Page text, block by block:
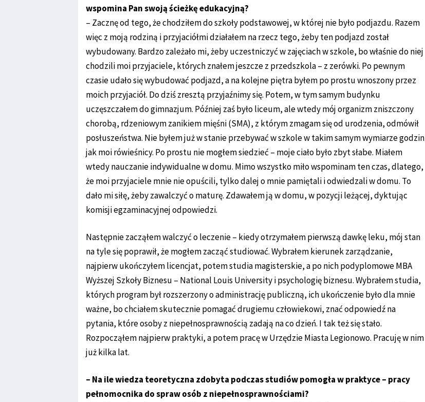
wspomina Pan swoją ścieżkę edukacyjną?
– Zacznę od tego, że chodziłem do szkoły podstawowej, w której nie było podjazdu. Razem
więc z moją rodziną i przyjaciółmi działałem na rzecz tego, żeby ten podjazd został
wybudowany. Bardzo zależało mi, żeby uczestniczyć w zajęciach w szkole, bo właśnie do niej
chodzili moi przyjaciele, których znałem jeszcze z przedszkola – z zerówki. Po pewnym
czasie udało się wybudować podjazd, a na kolejne piętra byłem po prostu wnoszony przez
moich przyjaciół. Do dziś zresztą przyjaźnimy się. Potem, w tym samym budynku
uczęszczałem do gimnazjum. Później zaś było liceum, ale wtedy mój organizm zniszczony
chorobą, rdzeniowym zanikiem mięśni (SMA), z którym zmagam się od urodzenia, odmówił
posłuszeństwa. Nie byłem już w stanie przebywać w szkole w takim samym wymiarze godzin
jak moi rówieśnicy. Po prostu nie mogłem siedzieć – moje ciało było zbyt słabe. Miałem
wtedy nauczanie indywidualne w domu. Mimo wszystko miło wspominam ten czas, dlatego,
że moi przyjaciele mnie nie opuścili, tylko dalej o mnie pamiętali i odwiedzali w domu. To
dało mi siłę, żeby zawalczyć o maturę. Zdawałem ją w domu, w pozycji leżącej, dyktując
komisji egzaminacyjnej odpowiedzi.
Następnie zacząłem walczyć o leczenie – kiedy otrzymałem pierwszą dawkę leku, mój stan
na tyle się poprawił, że mogłem zacząć studiować. Wybrałem kierunek zarządzanie,
najpierw ukończyłem licencjat, potem studia magisterskie, a po nich podyplomowe MBA
Wyższej Szkoły Biznesu – National Louis University i psychologię biznesu. Wybrałem studia,
których program był rozszerzony o administrację publiczną, ich ukończenie było dla mnie
ważne, bo chciałem skutecznie pomagać drugiemu człowiekowi, znać odpowiedź na
pytania, które osoby z niepełnosprawnością zadają na co dzień. I tak też się stało.
Rozpocząłem najpierw praktyki, a potem pracę w Urzędzie Miasta Legionowo. Pracuję w nim
już kilka lat.
– Na ile wiedza teoretyczna zdobyta podczas studiów pomogła w praktyce – pracy
pełnomocnika do spraw osób z niepełnosprawnościami?